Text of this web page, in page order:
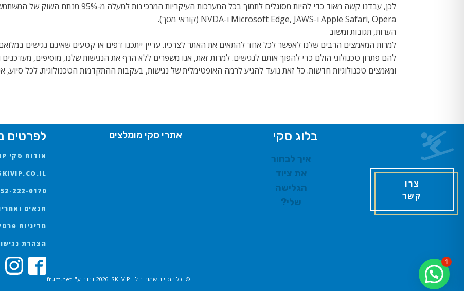
Apple Safari, Opera ו-Microsoft Edge, JAWS ו-NVDA (קוראי מסך).
הערות, תגובות ומשוב
למרות המאמצים הרבים שלנו לאפשר לכל אחד להתאים את האתר לצרכיו. עדיין ייתכנו דפים או קטעים שאינם נגישים
להם פתרון טכנולוגי הולם כדי להפוך אותם לנגישים. למרות זאת, אנו משפרים ללא הרף את הנגישות שלנו, מוסיפים,
ומאמצים טכנולוגיות חדשות. כל זאת נועד להגיע לרמה האופטימלית של נגישות, בעקבות ההתקדמות הטכנולוגית. לכל סיוע,
צרו
קשר
בלוג סקי
איך לבחור
את ציוד
הגלישה
שלי?
אתרי סקי מומלצים לפרטים
אודות סקי VIP
222-0170
תנאים
מדיניות
הצהרת
© כל הזכויות שמורות ל - SKI VIP 2026 נבנה ע"י ifrum.net
1